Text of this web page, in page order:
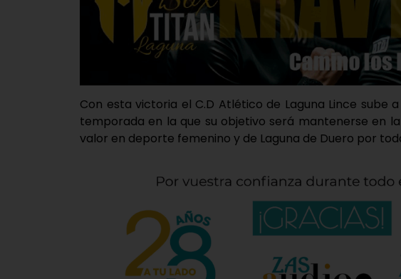
Con esta victoria el C.D Atlético de Laguna Lince sube
temporada en la que su objetivo será mantenerse en
valor en deporte femenino y de Laguna de Duero por